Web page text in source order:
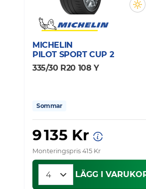
MICHELIN
PILOT SPORT CUP 2
335/30 R20 108 Y
Sommar
9 135 Kr
Monteringspris 415 Kr
LÄGG I